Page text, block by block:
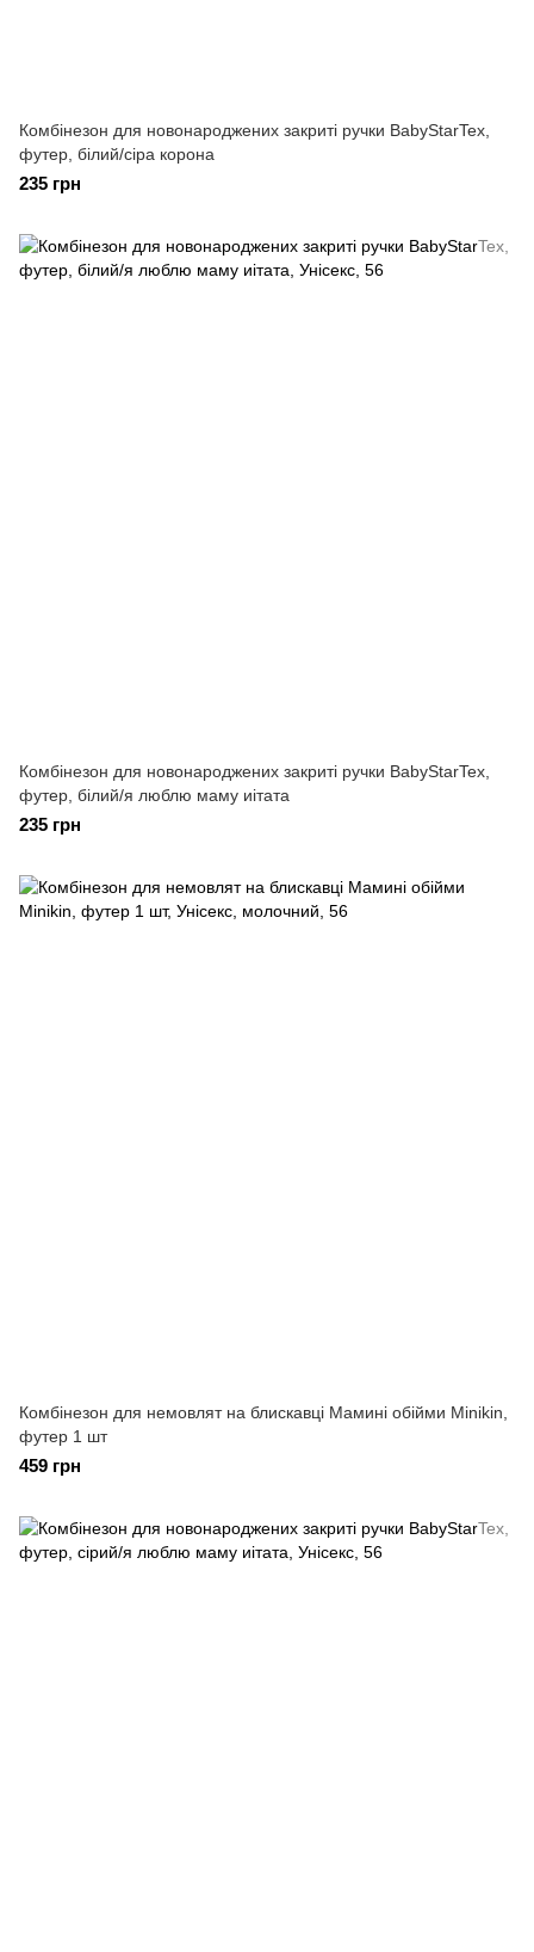
Комбінезон для новонароджених закриті ручки BabyStarTex,
футер, білий/сіра корона
235 грн
Комбінезон для новонароджених закриті ручки BabyStarTex,
футер, білий/я люблю маму иітата
235 грн
Комбінезон для немовлят на блискавці Мамині обійми Minikin,
футер 1 шт
459 грн